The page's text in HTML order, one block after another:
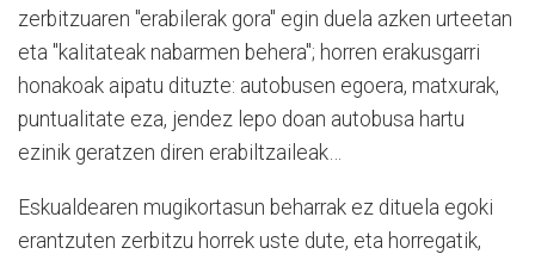
zerbitzuaren "erabilerak gora" egin duela azken urteetan
eta "kalitateak nabarmen behera"; horren erakusgarri
honakoak aipatu dituzte: autobusen egoera, matxurak,
puntualitate eza, jendez lepo doan autobusa hartu
ezinik geratzen diren erabiltzaileak…
Eskualdearen mugikortasun beharrak ez dituela egoki
erantzuten zerbitzu horrek uste dute, eta horregatik,